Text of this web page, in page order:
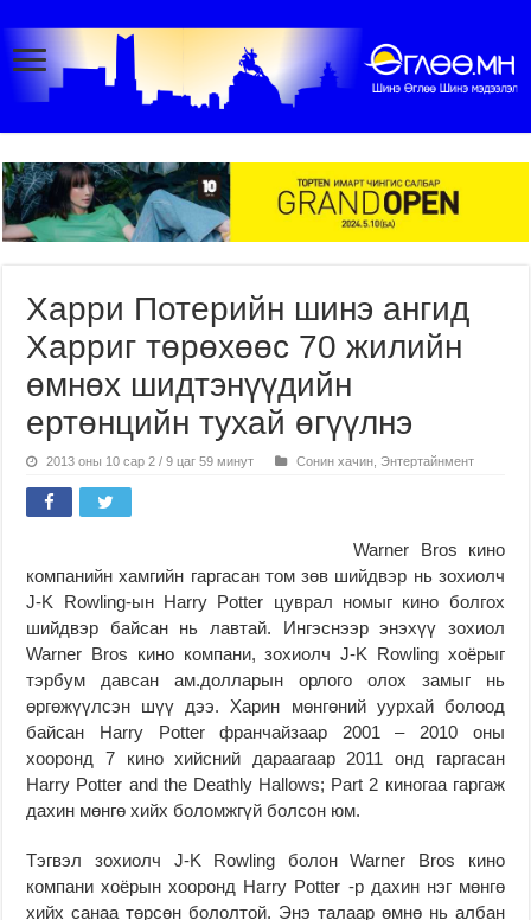
Харри Потерийн шинэ ангид
Харриг төрөхөөс 70 жилийн
өмнөх шидтэнүүдийн
ертөнцийн тухай өгүүлнэ
2013 оны 10 сар 2 / 9 цаг 59 минут Сонин хачин Энтертайнмент
Warner Bros кино
компанийн хамгийн гаргасан том зөв шийдвэр нь зохиолч
J-K Rowling-ын Harry Potter цуврал номыг кино болгох
шийдвэр байсан нь лавтай. Ингэснээр энэхүү зохиол
Warner Bros кино компани, зохиолч J-K Rowling хоёрыг
тэрбум давсан ам.долларын орлого олох замыг нь
өргөжүүлсэн шүү дээ. Харин мөнгөний уурхай болоод
байсан Harry Potter франчайзаар 2001 – 2010 оны
хооронд 7 кино хийсний дараагаар 2011 онд гаргасан
Harry Potter and the Deathly Hallows; Part 2 киногаа гаргаж
дахин мөнгө хийх боломжгүй болсон юм.
Тэгвэл зохиолч J-K Rowling болон Warner Bros кино
компани хоёрын хооронд Harry Potter -р дахин нэг мөнгө
хийх санаа төрсөн бололтой. Энэ талаар өмнө нь албан